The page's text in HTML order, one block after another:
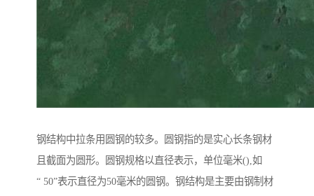
钢结构中拉条用圆钢的较多。圆钢指的是实心长条钢材
且截面为圆形。圆钢规格以直径表示，单位毫米(),如
“ 50”表示直径为50毫米的圆钢。钢结构是主要由钢制材